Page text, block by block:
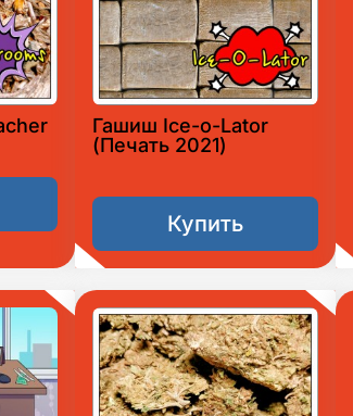
Гашиш Ice-o-Lator
(Печать 2021)
Купить